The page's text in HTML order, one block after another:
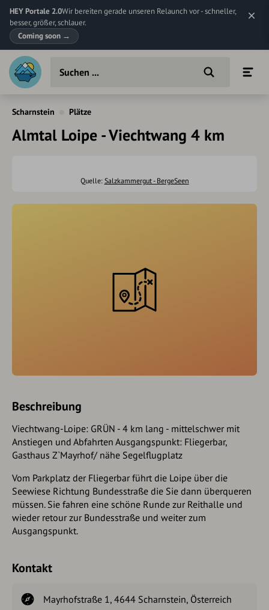
HEY Portale 2.0Wir bereiten gerade unseren Relaunch vor - schneller,
besser, größer, schlauer.
Coming soon →
Scharnstein Plätze
Almtal Loipe - Viechtwang 4 km
Quelle: Salzkammergut - BergeSeen
Beschreibung
Viechtwang-Loipe: GRÜN - 4 km lang - mittelschwer mit
Anstiegen und Abfahrten Ausgangspunkt: Fliegerbar,
Gasthaus Z`Mayrhof/ nähe Segelflugplatz
Vom Parkplatz der Fliegerbar führt die Loipe über die
Seewiese Richtung Bundesstraße die Sie dann überqueren
müssen. Sie fahren eine schöne Runde zur Reithalle und
wieder retour zur Bundesstraße und weiter zum
Ausgangspunkt.
Kontakt
Mayrhofstraße 1, 4644 Scharnstein, Österreich